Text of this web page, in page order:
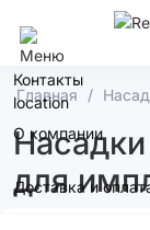
Контакты
О компании
Доставка и
Главная
для